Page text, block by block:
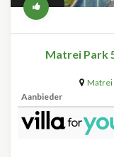
Matrei Park
Matrei
Aanbieder